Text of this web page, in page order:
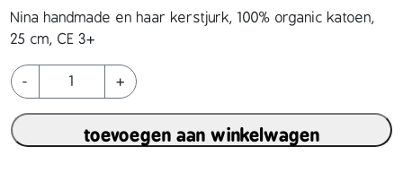
Nina handmade en haar kerstjurk, 100% organic katoen,
25 cm, CE 3+
-
n
i
n
a
+
toevoegen aan winkelwagen